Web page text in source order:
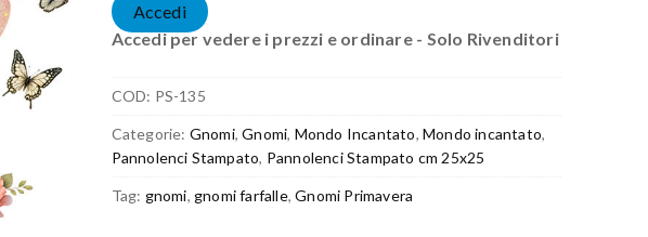
Accedi
Accedi per vedere i prezzi e ordinare - Solo Rivenditori
COD: PS-135
Categorie: Gnomi,Gnomi, Mondo Incantato, Mondo incantato,
Pannolenci Stampato, Pannolenci Stampato cm 25x25
Tag: gnomi, gnomi farfalle,Gnomi Primavera